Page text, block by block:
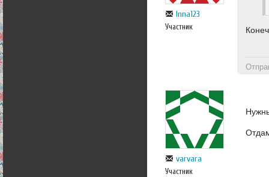
Inna123
Участник
varvara
Участник